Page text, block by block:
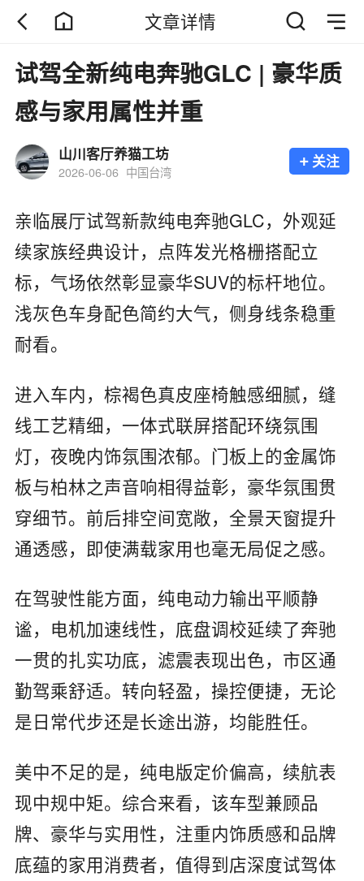
文章详情
试驾全新纯电奔驰GLC | 豪华质
感与家用属性并重
山川客厅养猫工坊
2026-06-06 中国台湾
+ 关注
亲临展厅试驾新款纯电奔驰GLC，外观延
续家族经典设计，点阵发光格栅搭配立
标，气场依然彰显豪华SUV的标杆地位。
浅灰色车身配色简约大气，侧身线条稳重
耐看。
进入车内，棕褐色真皮座椅触感细腻，缝
线工艺精细，一体式联屏搭配环绕氛围
灯，夜晚内饰氛围浓郁。门板上的金属饰
板与柏林之声音响相得益彰，豪华氛围贯
穿细节。前后排空间宽敞，全景天窗提升
通透感，即使满载家用也毫无局促之感。
在驾驶性能方面，纯电动力输出平顺静
谧，电机加速线性，底盘调校延续了奔驰
一贯的扎实功底，滤震表现出色，市区通
勤驾乘舒适。转向轻盈，操控便捷，无论
是日常代步还是长途出游，均能胜任。
美中不足的是，纯电版定价偏高，续航表
现中规中矩。综合来看，该车型兼顾品
牌、豪华与实用性，注重内饰质感和品牌
底蕴的家用消费者，值得到店深度试驾体